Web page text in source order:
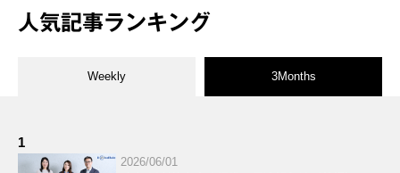
人気記事ランキング
Weekly 3Months
1
2026/06/01